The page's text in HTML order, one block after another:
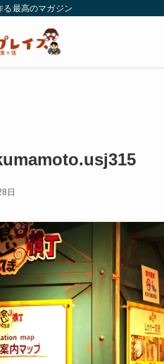
る最高のマガジン
日